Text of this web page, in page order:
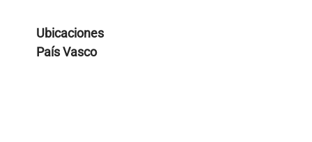
Ubicaciones
País Vasco